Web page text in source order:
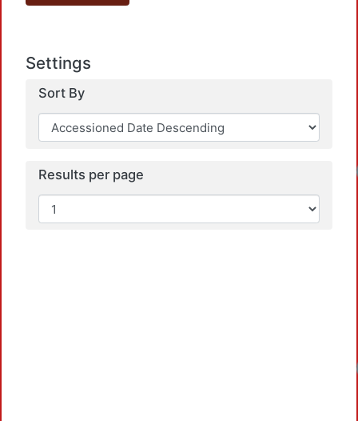
Settings
Sort By
Results per page